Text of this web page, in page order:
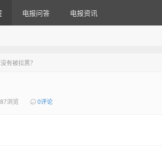
电报问答 电报资讯
有被拉黑？
浏览 0评论